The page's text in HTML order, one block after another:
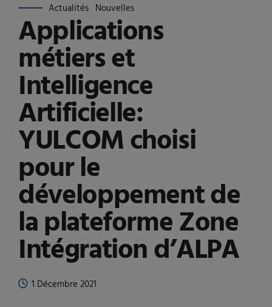
Actualités Nouvelles
Applications
métiers et
Intelligence
Artificielle:
YULCOM choisi
pour le
développement de
la plateforme Zone
Intégration d’ALPA
1 Décembre 2021